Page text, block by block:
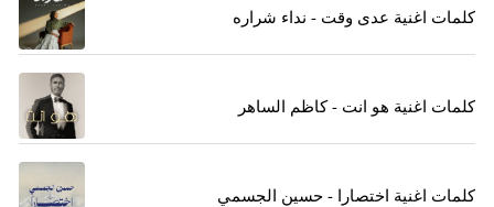
كلمات اغنية عدى وقت - نداء شراره
كلمات اغنية هو انت - كاظم الساهر
كلمات اغنية اختصارا - حسين الجسمي